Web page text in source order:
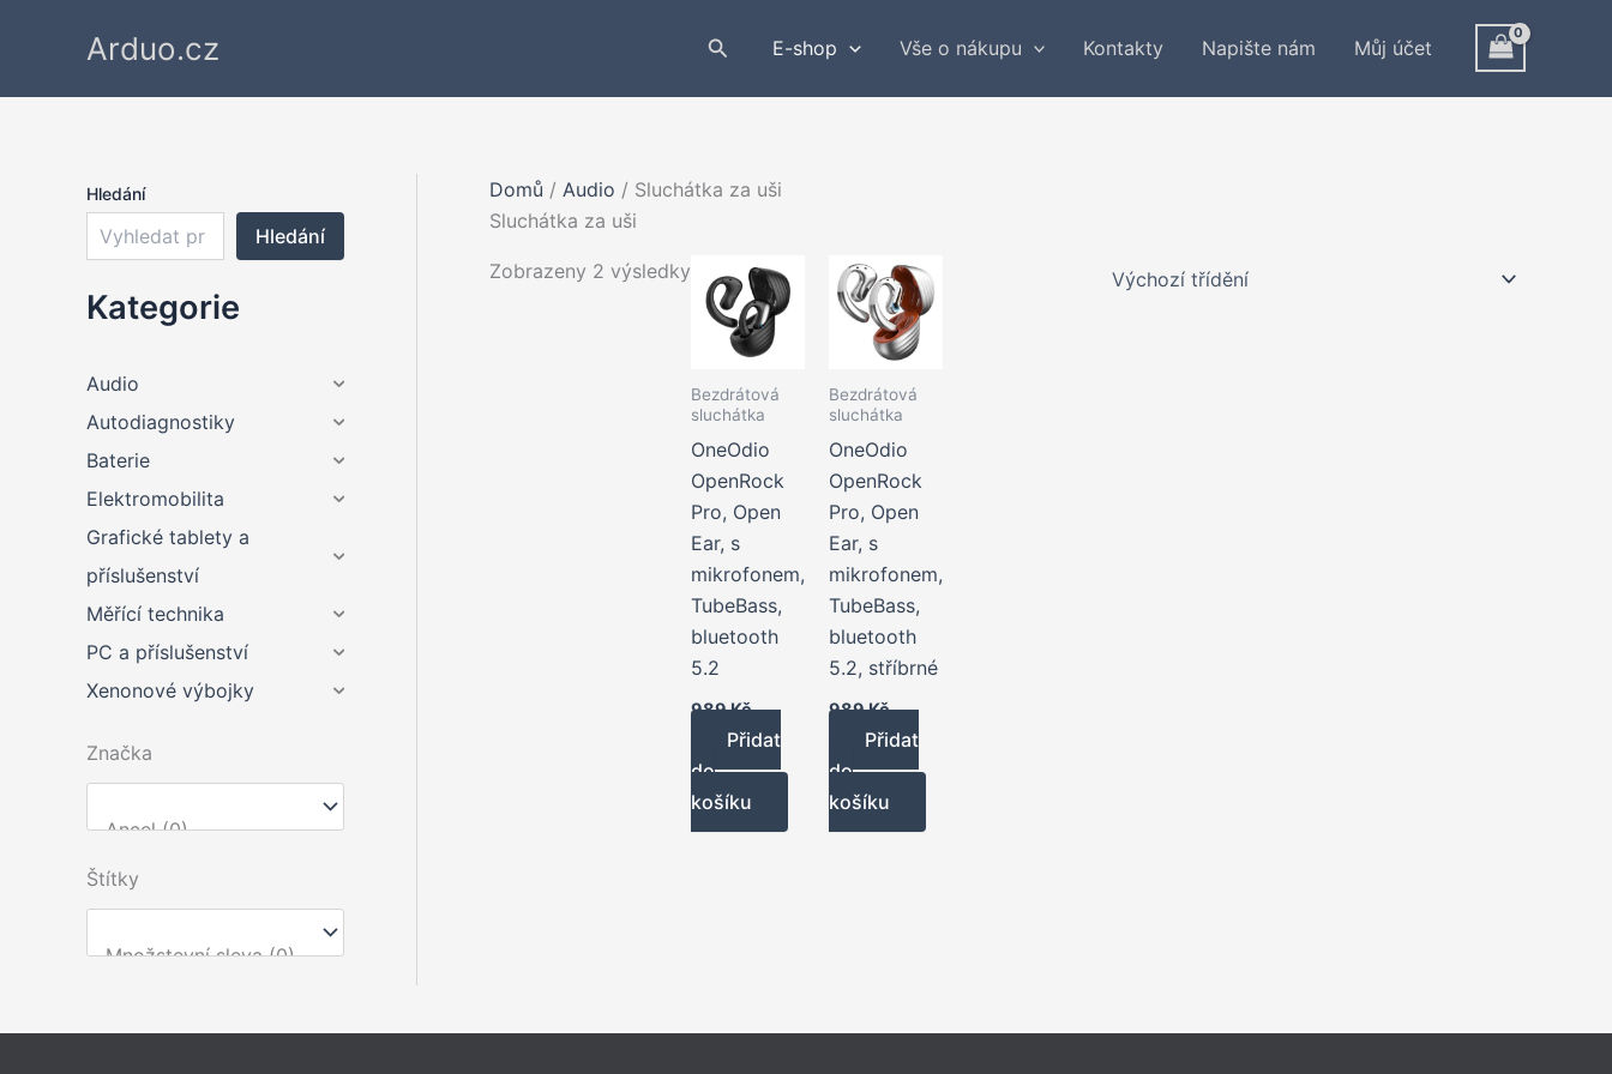
Arduo.cz Hledat E-shop Vše o nákupu Kontakty Napište nám Můj účet
Hledání
Hledání
Kategorie
Audio
Autodiagnostiky
Baterie
Elektromobilita
Grafické tablety a
příslušenství
Měřící technika
PC a příslušenství
Xenonové výbojky
Značka
Štítky
Domů / Audio / Sluchátka za uši
Sluchátka za uši
Zobrazeny 2 výsledky
Bezdrátová
sluchátka
OneOdio
OpenRock
Pro, Open
Ear, s
mikrofonem,
TubeBass,
bluetooth
5.2
989Kč
Přidat
do
košíku
Bezdrátová
sluchátka
OneOdio
OpenRock
Pro, Open
Ear, s
mikrofonem,
TubeBass,
bluetooth
5.2, stříbrné
989Kč
Přidat
do
košíku